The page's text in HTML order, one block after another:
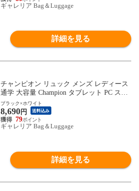
ギャレリア Bag＆Luggage
詳細を見る
チャンピオン リュック メンズ レディース
通学 大容量 Champion タブレット PC スポ
ーツ 部活 大きめ 高校生 大学生 学生 カジ
ュアル おしゃれ リュックサック 軽量 軽い
ボックス型 A4 B4 34L 15.6inch 65463
ブラック×ホワイト
8,690円 送料込み
79
ギャレリア Bag＆Luggage
詳細を見る